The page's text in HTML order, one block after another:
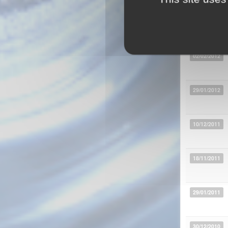
02/02/2012
29/01/2012
10/12/2011
18/11/2011
29/01/2011
30/12/2010